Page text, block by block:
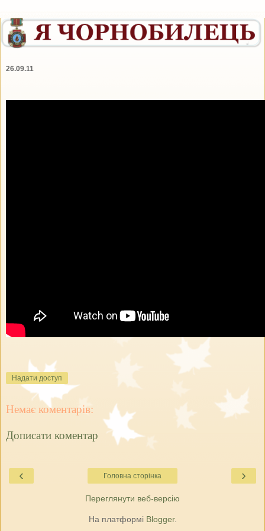
26.09.11
Надати доступ
Немає коментарів:
Дописати коментар
‹ ›
Головна сторінка
Переглянути веб-версію
На платформі Blogger.